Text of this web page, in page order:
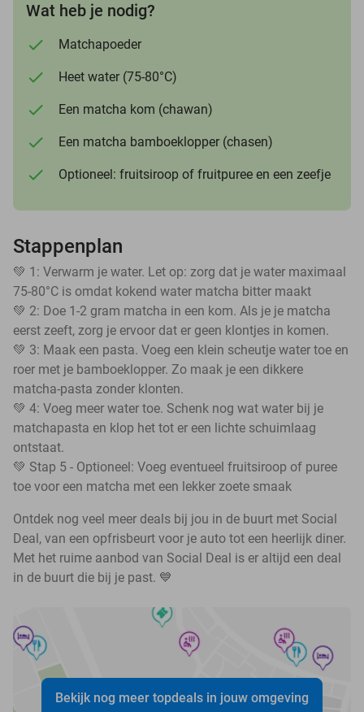
Wat heb je nodig?
Matchapoeder
Heet water (75-80°C)
Een matcha kom (chawan)
Een matcha bamboeklopper (chasen)
Optioneel: fruitsiroop of fruitpuree en een zeefje
Stappenplan
💚 1: Verwarm je water. Let op: zorg dat je water maximaal
75-80°C is omdat kokend water matcha bitter maakt
💚 2: Doe 1-2 gram matcha in een kom. Als je je matcha
eerst zeeft, zorg je ervoor dat er geen klontjes in komen.
💚 3: Maak een pasta. Voeg een klein scheutje water toe en
roer met je bamboeklopper. Zo maak je een dikkere
matcha-pasta zonder klonten.
💚 4: Voeg meer water toe. Schenk nog wat water bij je
matchapasta en klop het tot er een lichte schuimlaag
ontstaat.
💚 Stap 5 - Optioneel: Voeg eventueel fruitsiroop of puree
toe voor een matcha met een lekker zoete smaak
Ontdek nog veel meer deals bij jou in de buurt met Social
Deal, van een opfrisbeurt voor je auto tot een heerlijk diner.
Met het ruime aanbod van Social Deal is er altijd een deal
in de buurt die bij je past. 💙
Bekijk nog meer topdeals in jouw omgeving